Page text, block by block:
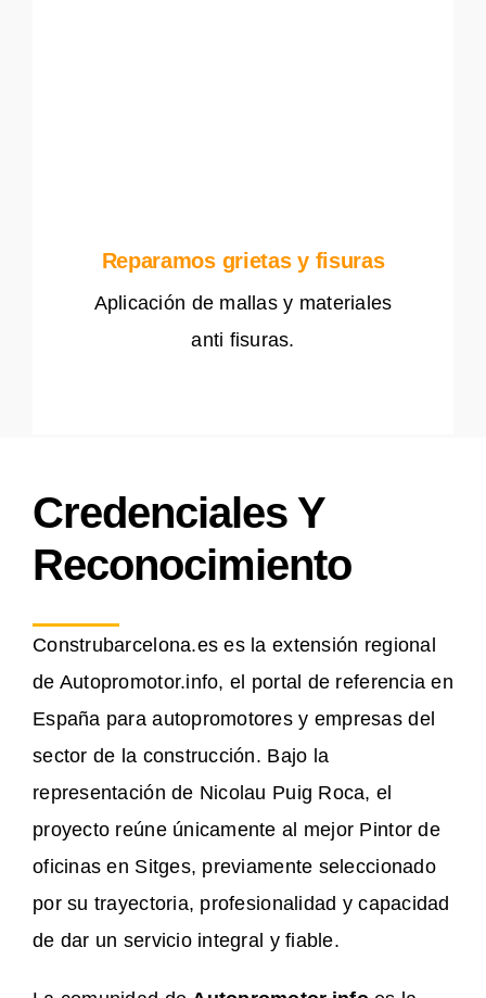
Reparamos grietas y fisuras
Aplicación de mallas y materiales
anti fisuras.
Credenciales Y
Reconocimiento
Construbarcelona.es es la extensión regional
de Autopromotor.info, el portal de referencia en
España para autopromotores y empresas del
sector de la construcción. Bajo la
representación de Nicolau Puig Roca, el
proyecto reúne únicamente al mejor Pintor de
oficinas en Sitges, previamente seleccionado
por su trayectoria, profesionalidad y capacidad
de dar un servicio integral y fiable.